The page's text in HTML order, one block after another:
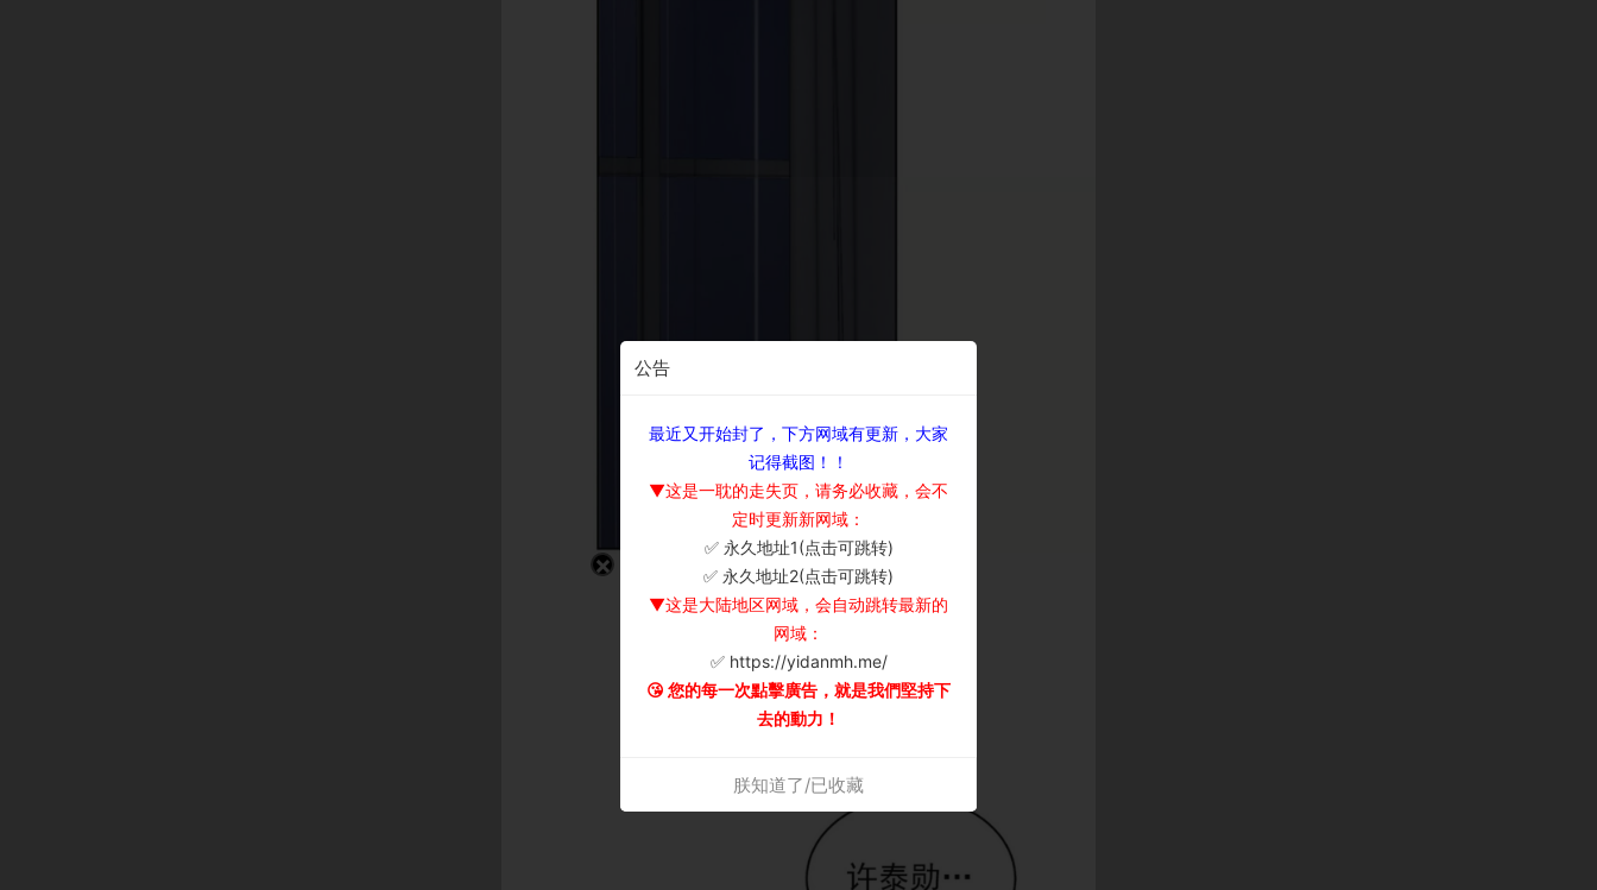
公告
最近又开始封了，下方网域有更新，大家
记得截图！！
▼这是一耽的走失页，请务必收藏，会不
定时更新新网域：
✅ 永久地址1(点击可跳转)
✅ 永久地址2(点击可跳转)
▼这是大陆地区网域，会自动跳转最新的
网域：
✅ https://yidanmh.me/
😘 您的每一次點擊廣告，就是我們堅持下
去的動力！
朕知道了/已收藏
×